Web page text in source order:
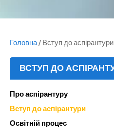
Головна/ Вступ до аспірантури
ВСТУП ДО
Про аспірантуру
Вступ до аспірантури
Освітній процес